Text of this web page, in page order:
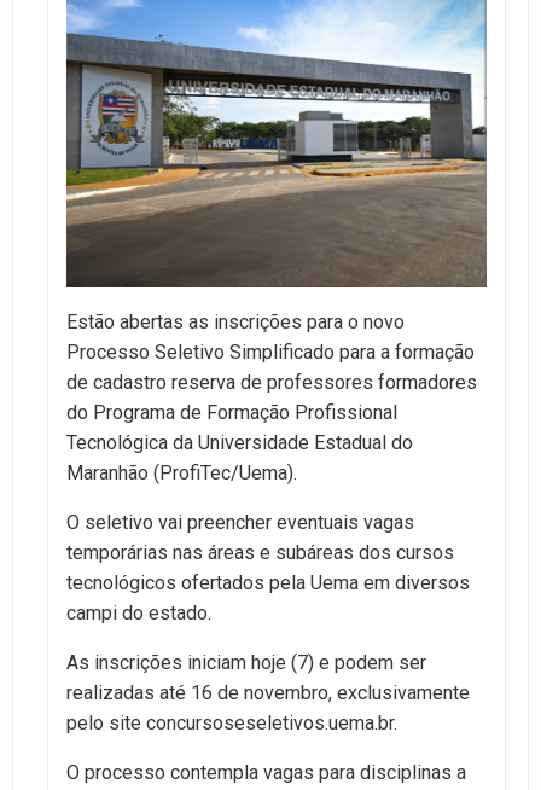
Estão abertas as inscrições para o novo
Processo Seletivo Simplificado para a formação
de cadastro reserva de professores formadores
do Programa de Formação Profissional
Tecnológica da Universidade Estadual do
Maranhão (ProfiTec/Uema).
O seletivo vai preencher eventuais vagas
temporárias nas áreas e subáreas dos cursos
tecnológicos ofertados pela Uema em diversos
campi do estado.
As inscrições iniciam hoje (7) e podem ser
realizadas até 16 de novembro, exclusivamente
pelo site concursoseseletivos.uema.br.
O processo contempla vagas para disciplinas a